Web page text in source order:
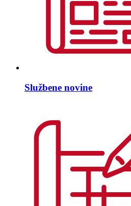
Službene novine